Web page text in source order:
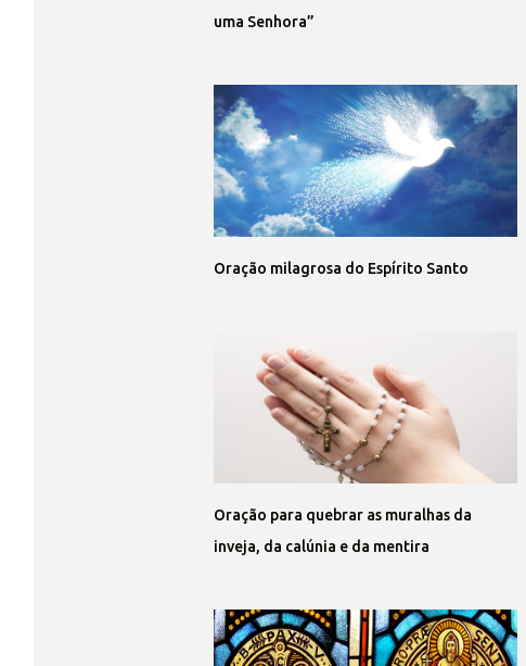
uma Senhora”
Oração milagrosa do Espírito Santo
Oração para quebrar as muralhas da
inveja, da calúnia e da mentira